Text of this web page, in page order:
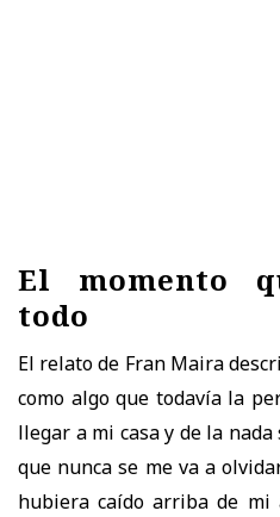
El momento
todo
El relato de Fran Maira
como algo que todavía la
llegar a mi casa y de la
que nunca se me va a
hubiera caído arriba de mi